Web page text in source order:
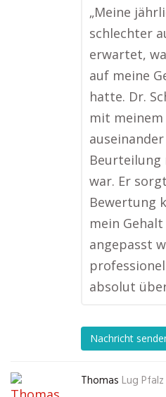
„Meine
schlechter
erwartet,
auf meine
hatte. Dr.
mit
war. Er
Bewertung
mein
angepasst
absolut
Nachricht
Thomas Lug Pfalz